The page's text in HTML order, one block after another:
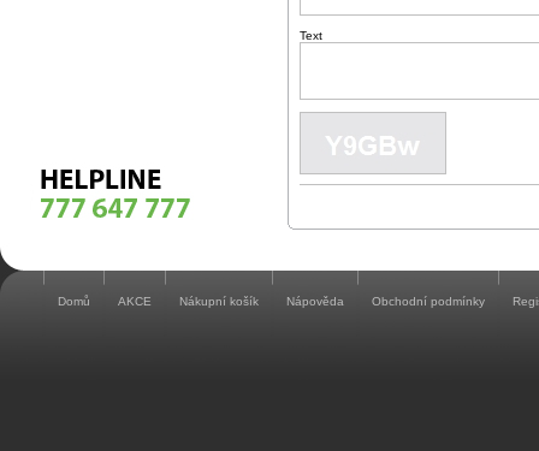
Text
Domů AKCE Nákupní košík Nápověda Obchodní podmínky